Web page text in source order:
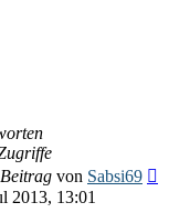
von Sabsi69
2013, 13:01